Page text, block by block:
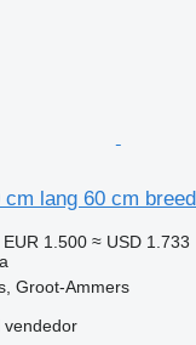
lang 60 cm
EUR 1.500 ≈ USD 1.733
Groot-Ammers
vendedor